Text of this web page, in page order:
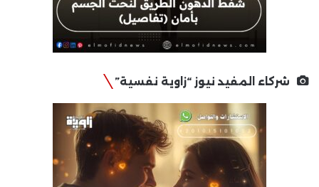
شركاء المفيد نيوز “زاوية نفسية”